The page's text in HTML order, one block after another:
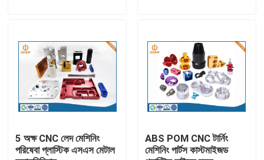
পণ্য
আমাদের সম্পর্কে
মান নিয়ন্ত্রণ
5 অক্ষ CNC লেদ মেশিনিং
পরিষেবা প্লাস্টিক এসএস মেটাল
ABS POM CNC টার্নিং
মেশিনিং পার্টস কাস্টমাইজড